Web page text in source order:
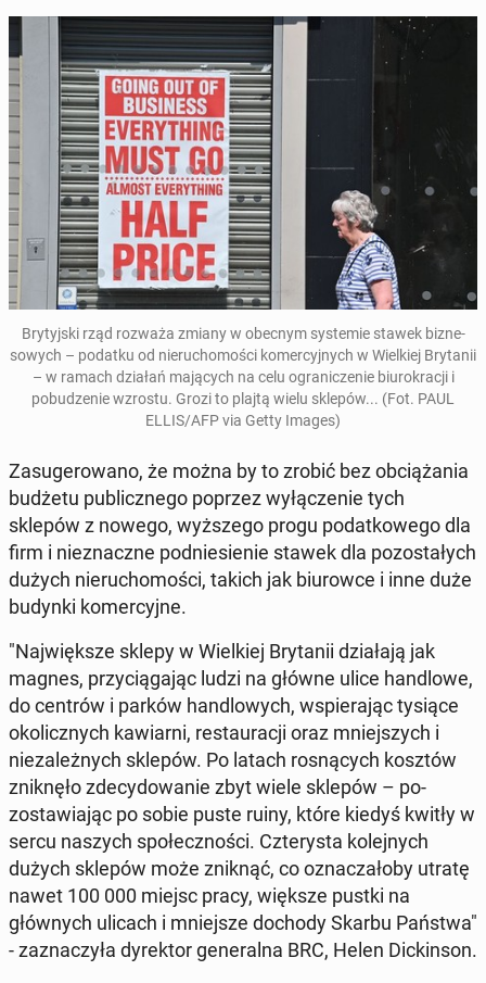
Bry­tyjs­ki rząd rozważa zmiany w obecnym sys­temie stawek biz­ne­
sowych – podatku od nieru­chomoś­ci komer­cyjnych w Wielkiej Bry­tanii
– w ramach działań ma­ją­cych na celu ogranicze­nie bi­urokracji i
pobudze­nie wzrostu. Grozi to plajtą wielu sklepów... (Fot. PAUL
ELLIS/AFP via Getty Images)
Za­sug­erowano, że można by to zrobić bez ob­ciąża­nia
budżetu pub­licznego poprzez wyłącze­nie tych
sklepów z nowego, wyższego progu po­datkowego dla
firm i niez­naczne pod­niesie­nie stawek dla po­zostałych
dużych nieru­chomoś­ci, takich jak bi­urow­ce i inne duże
budynki komer­cyjne.
"Na­jwięk­sze sklepy w Wielkiej Bry­tanii dzi­ała­ją jak
magnes, przy­cią­ga­jąc ludzi na główne ulice hand­lowe,
do centrów i parków hand­lowych, wspier­a­jąc tysiące
okolicznych kaw­iarni, restau­racji oraz mniejszych i
nieza­leżnych sklepów. ​​Po latach ros­ną­cych kosztów
zniknęło zde­cy­dowanie zbyt wiele sklepów – po­
zostaw­ia­jąc po sobie puste ruiny, które kiedyś kwitły w
sercu naszych społecznoś­ci. Czterys­ta kole­jnych
dużych sklepów może zniknąć, co oz­nacza­ło­by utratę
nawet 100 000 miejsc pracy, większe pustki na
głównych ulicach i mniejsze dochody Skarbu Państwa"
- za­z­naczyła dyrek­tor gen­er­al­na BRC, Helen Dick­in­son.